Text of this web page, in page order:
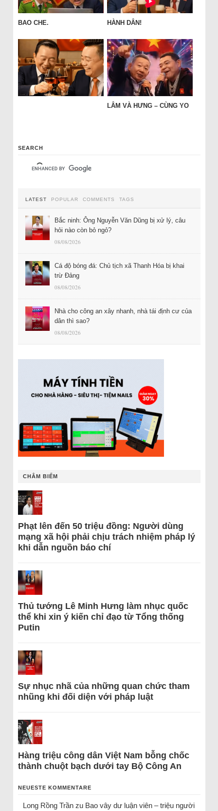
BAO CHE. HÀNH DÂN!
LÂM VÀ HƯNG – CÙNG YO
SEARCH
LATEST POPULAR COMMENTS TAGS
Bắc ninh: Ông Nguyễn Văn Dũng bị xử lý, câu
hỏi nào còn bỏ ngỏ?
08/08/2026
Cá độ bóng đá: Chủ tịch xã Thanh Hóa bị khai
trừ Đảng
08/08/2026
Nhà cho công an xây nhanh, nhà tái định cư của
dân thì sao?
08/08/2026
CHÂM BIẾM
Phạt lên đến 50 triệu đồng: Người dùng
mạng xã hội phải chịu trách nhiệm pháp lý
khi dẫn nguồn báo chí
Thủ tướng Lê Minh Hưng làm nhục quốc
thể khi xin ý kiến chỉ đạo từ Tổng thống
Putin
Sự nhục nhã của những quan chức tham
nhũng khi đối diện với pháp luật
Hàng triệu công dân Việt Nam bỗng chốc
thành chuột bạch dưới tay Bộ Công An
NEUESTE KOMMENTARE
Long Rồng Trầnzu Bao vây dư luận viên – triệu người